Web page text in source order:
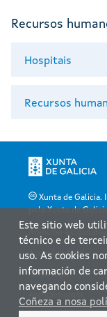
Recursos
Hospitais
Recursos
Xunta de Galicia.
pola Xunta de
Accesibilidade
Aviso legal
Atendémolo/a
Este sitio web
técnico e de
uso. As cookies
información de
navegando
Coñeza a nosa